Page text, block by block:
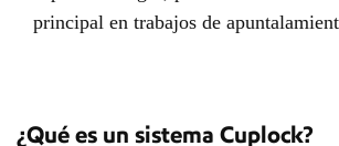
principal en trabajos de
¿Qué es un sistema Cuplock?